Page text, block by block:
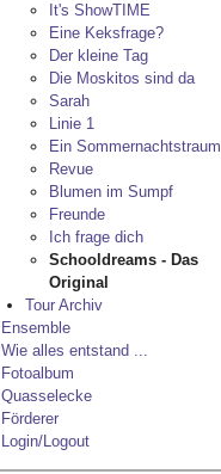
It's ShowTIME
Eine Keksfrage?
Der kleine Tag
Die Moskitos sind da
Sarah
Linie 1
Ein Sommernachtstraum
Revue
Blumen im Sumpf
Freunde
Ich frage dich
Schooldreams - Das
Original
Tour Archiv
Ensemble
Wie alles entstand ...
Fotoalbum
Quasselecke
Förderer
Login/Logout